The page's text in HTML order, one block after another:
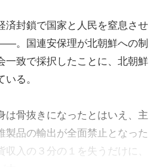
済封鎖で国家と人民を窒息させ
。国連安保理が北朝鮮への制
一致で採択したことに、北朝鮮
いる。
骨抜きになったとはいえ、主
製品の輸出が全面禁止となった
収入の３分の１を失うだけに、